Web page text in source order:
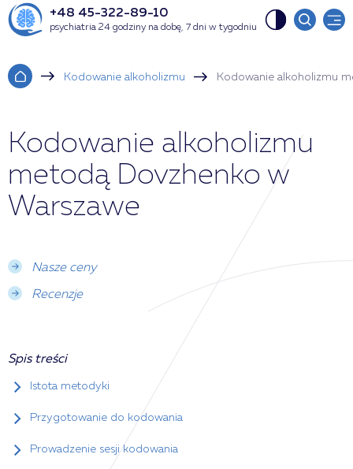
+48 45-322-89-10
psychiatria 24 godziny na dobę, 7 dni w tygodniu
Kodowanie alkoholizmu Kodowanie alkoholizmu
Kodowanie alkoholizmu
metodą Dovzhenko w
Warszawe
Nasze ceny
Recenzje
Spis treści
Istota metodyki
Przygotowanie do kodowania
Prowadzenie sesji kodowania